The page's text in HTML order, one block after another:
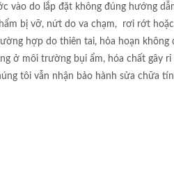
vào do lắp đặt không đúng hướng
bị vỡ, nứt do va chạm, rơi rớt
hợp do thiên tai, hỏa hoạn không
ở môi trường bụi ẩm, hóa chất gây rỉ
tôi vẫn nhận bảo hành sửa chữa